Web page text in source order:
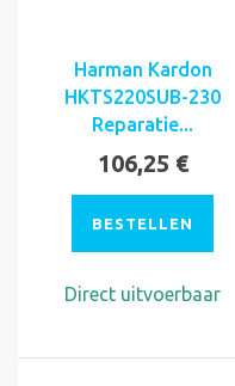
Harman Kardon
HKTS220SUB-230
Reparatie...
106,25 €
BESTELLEN
Direct uitvoerbaar